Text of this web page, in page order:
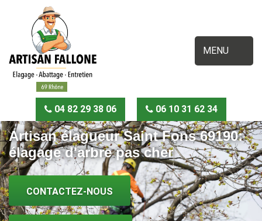
MENU
04 82 29 38 06 06 10 31 62 34
Artisan élagueur Saint Fons 69190:
élagage d'arbre pas cher
CONTACTEZ-NOUS